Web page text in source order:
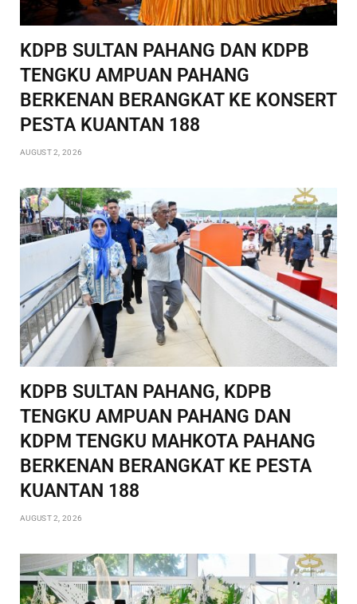
KDPB SULTAN PAHANG DAN KDPB
TENGKU AMPUAN PAHANG
BERKENAN BERANGKAT KE KONSERT
PESTA KUANTAN 188
AUGUST 2, 2026
KDPB SULTAN PAHANG, KDPB
TENGKU AMPUAN PAHANG DAN
KDPM TENGKU MAHKOTA PAHANG
BERKENAN BERANGKAT KE PESTA
KUANTAN 188
AUGUST 2, 2026